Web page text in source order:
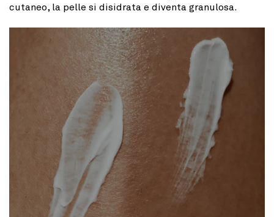
cutaneo, la pelle si disidrata e diventa granulosa.